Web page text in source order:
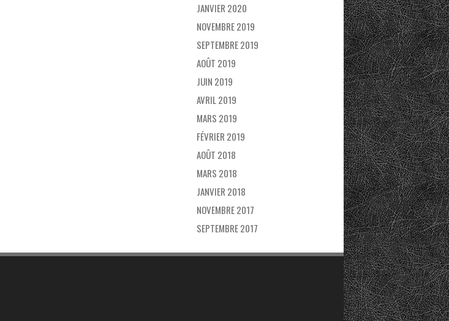
JANVIER 2020
NOVEMBRE 2019
SEPTEMBRE 2019
AOÛT 2019
JUIN 2019
AVRIL 2019
MARS 2019
FÉVRIER 2019
AOÛT 2018
MARS 2018
JANVIER 2018
NOVEMBRE 2017
SEPTEMBRE 2017